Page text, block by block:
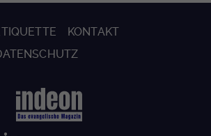
KONTAKT